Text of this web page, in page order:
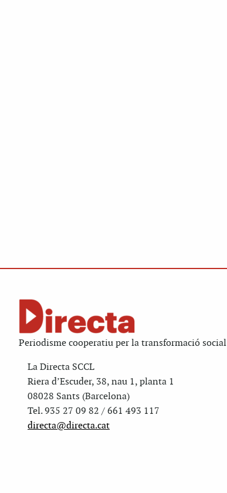
Periodisme cooperatiu per la transformació social
La Directa SCCL
Riera d’Escuder, 38, nau 1, planta 1
08028 Sants (Barcelona)
Tel. 935 27 09 82 / 661 493 117
directa@directa.cat